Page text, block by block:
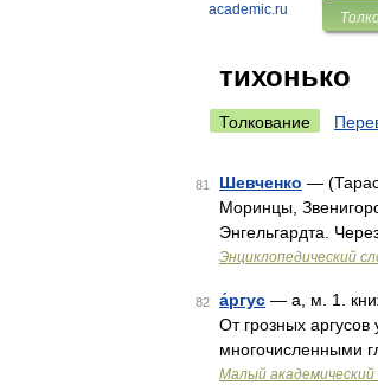
academic.ru
тихонько
Толкование
81 Шевченко — (Тарас
Моринцы,
Энгельгардта.
Энциклопедический
82 а́ргус — а, м. 1.
От грозных
многочисленными
Малый академический